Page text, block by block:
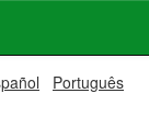
Português